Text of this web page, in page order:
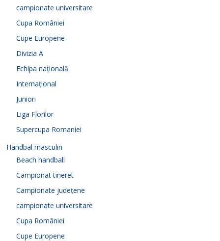
campionate universitare
Cupa României
Cupe Europene
Divizia A
Echipa națională
Internațional
Juniori
Liga Florilor
Supercupa Romaniei
Handbal masculin
Beach handball
Campionat tineret
Campionate județene
campionate universitare
Cupa României
Cupe Europene